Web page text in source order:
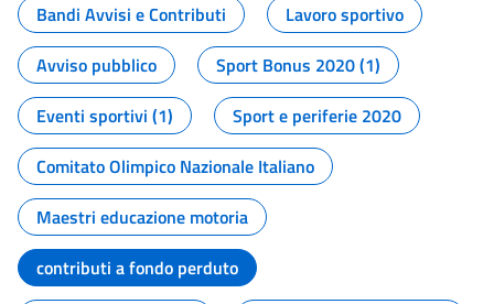
Bandi Avvisi e Contributi
Lavoro sportivo
Avviso pubblico
Sport Bonus 2020 (1)
Eventi sportivi (1)
Sport e periferie 2020
Comitato Olimpico Nazionale Italiano
Maestri educazione motoria
contributi a fondo perduto